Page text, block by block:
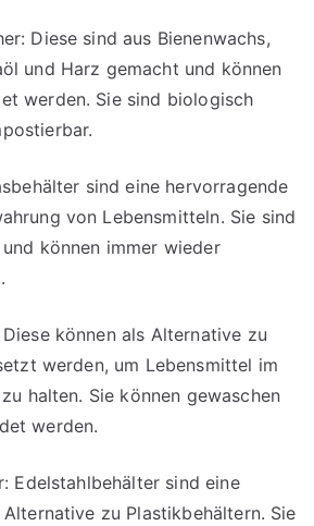
Diese sind aus Bienenwachs,
und Harz gemacht und können
werden. Sie sind biologisch
sind eine hervorragende
von Lebensmitteln. Sie sind
können immer wieder
können als Alternative zu
werden, um Lebensmittel im
halten. Sie können gewaschen
werden.
Edelstahlbehälter sind eine
zu Plastikbehältern. Sie